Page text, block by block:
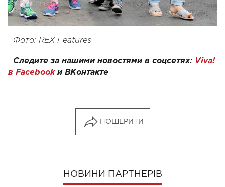
Фото: REX Features
Следите за нашими новостями в соцсетях: Viva!
в Facebookи ВКонтакте
ПОШЕРИТИ
НОВИНИ ПАРТНЕРІВ